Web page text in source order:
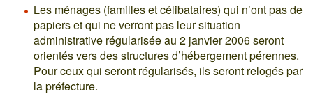
Les ménages (familles et célibataires) qui n’ont pas de
papiers et qui ne verront pas leur situation
administrative régularisée au 2 janvier 2006 seront
orientés vers des structures d’hébergement pérennes.
Pour ceux qui seront régularisés, ils seront relogés par
la préfecture.